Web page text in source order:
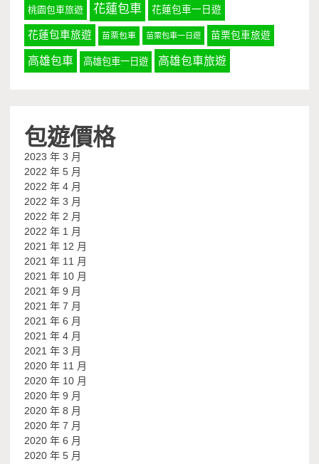
桃園包車旅遊 花蓮包車 花蓮包車一日遊
花蓮包車旅遊 苗栗包車 苗栗包車一日遊 苗栗包車旅遊
高雄包車 高雄包車一日遊 高雄包車旅遊
包遊價格
2023 年 3 月
2022 年 5 月
2022 年 4 月
2022 年 3 月
2022 年 2 月
2022 年 1 月
2021 年 12 月
2021 年 11 月
2021 年 10 月
2021 年 9 月
2021 年 7 月
2021 年 6 月
2021 年 4 月
2021 年 3 月
2020 年 11 月
2020 年 10 月
2020 年 9 月
2020 年 8 月
2020 年 7 月
2020 年 6 月
2020 年 5 月